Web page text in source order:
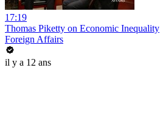
17:19
Thomas Piketty on Economic Inequality
Foreign Affairs
il y a 12 ans